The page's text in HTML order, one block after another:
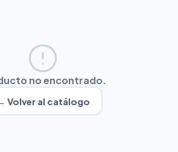
no encontrado.
Volver al catálogo